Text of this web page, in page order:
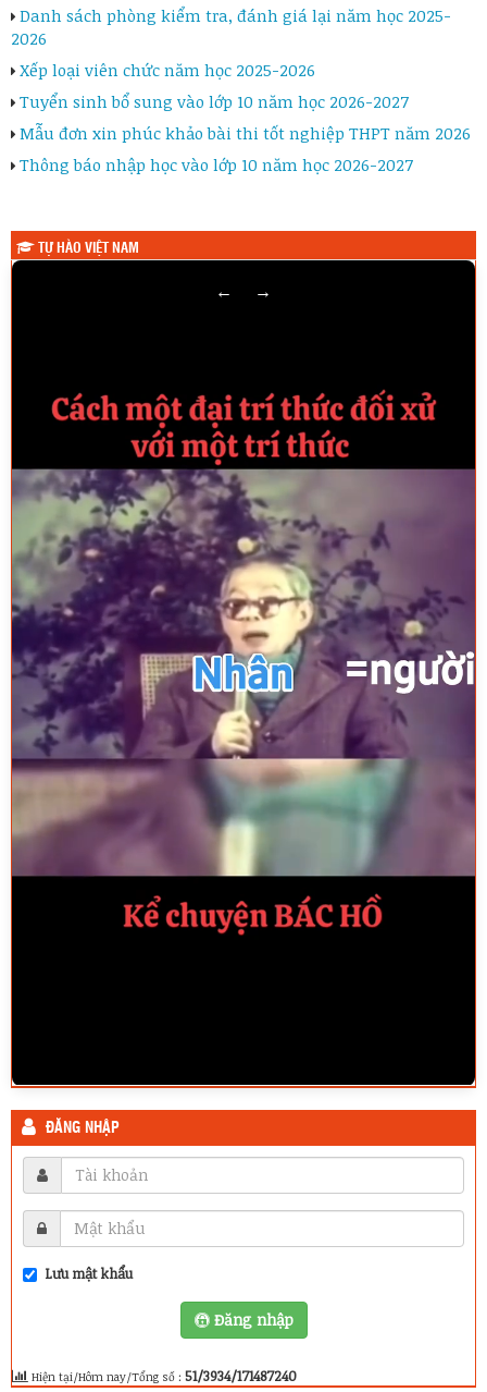
Danh sách phòng kiểm tra, đánh giá lại năm học 2025-
2026
Xếp loại viên chức năm học 2025-2026
Tuyển sinh bổ sung vào lớp 10 năm học 2026-2027
Mẫu đơn xin phúc khảo bài thi tốt nghiệp THPT năm 2026
Thông báo nhập học vào lớp 10 năm học 2026-2027
TỰ HÀO VIỆT NAM
← →
ĐĂNG NHẬP
Lưu mật khẩu
Đăng nhập
Hiện tại/Hôm nay/Tổng số : 51/3934/171487240